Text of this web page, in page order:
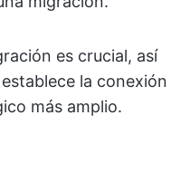
es crucial, así
la conexión
más amplio.